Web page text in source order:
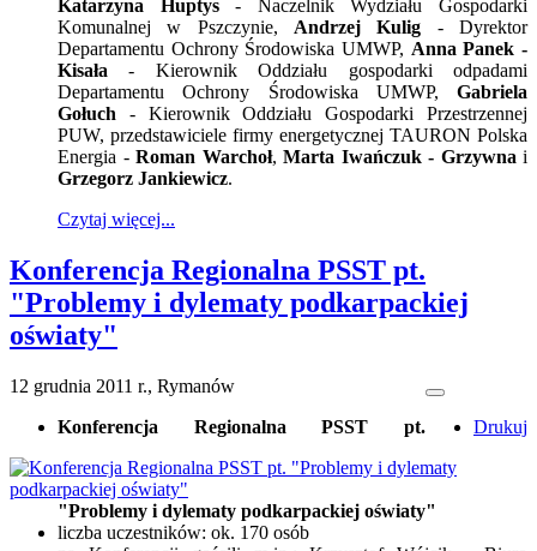
Katarzyna Huptys- Naczelnik Wydziału Gospodarki
Komunalnej w Pszczynie, Andrzej Kulig - Dyrektor
Departamentu Ochrony Środowiska UMWP, Anna Panek -
Kisała - Kierownik Oddziału gospodarki odpadami
Departamentu Ochrony Środowiska UMWP, Gabriela
Gołuch - Kierownik Oddziału Gospodarki Przestrzennej
PUW, przedstawiciele firmy energetycznej TAURON Polska
Energia - Roman Warchoł, Marta Iwańczuk - Grzywna i
Grzegorz Jankiewicz.
Czytaj więcej...
Konferencja Regionalna PSST pt.
"Problemy i dylematy podkarpackiej
oświaty"
Drukuj
12 grudnia 2011 r., Rymanów
Konferencja Regionalna PSST pt.
"Problemy i dylematy podkarpackiej oświaty"
liczba uczestników: ok. 170 osób